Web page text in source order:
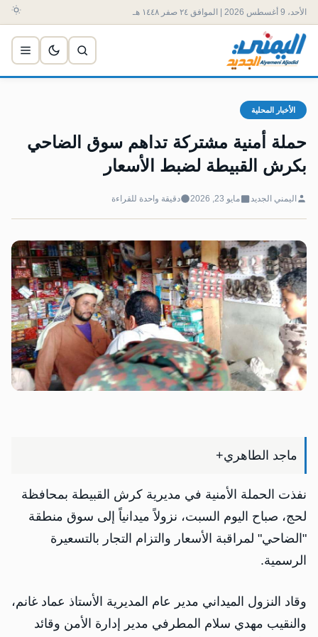
الأحد، 9 أغسطس 2026 | الموافق ٢٤ صفر ١٤٤٨ هـ
الأخبار المحلية
حملة أمنية مشتركة تداهم سوق الضاحي
بكرش القبيطة لضبط الأسعار
اليمني الجديد مايو 23, 2026 دقيقة واحدة للقراءة
ماجد الطاهري+
نفذت الحملة الأمنية في مديرية كرش القبيطة بمحافظة
لحج، صباح اليوم السبت، نزولاً ميدانياً إلى سوق منطقة
"الضاحي" لمراقبة الأسعار والتزام التجار بالتسعيرة
الرسمية.
وقاد النزول الميداني مدير عام المديرية الأستاذ عماد غانم،
والنقيب مهدي سلام المطرفي مدير إدارة الأمن وقائد